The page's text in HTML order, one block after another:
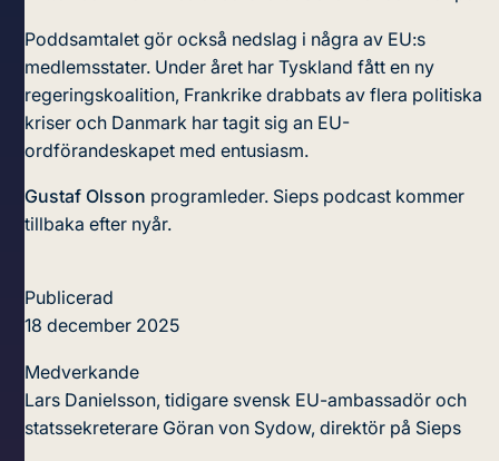
Poddsamtalet gör också nedslag i några av EU:s
medlemsstater. Under året har Tyskland fått en ny
regeringskoalition, Frankrike drabbats av flera politiska
kriser och Danmark har tagit sig an EU-
ordförandeskapet med entusiasm.
Gustaf Olsson programleder. Sieps podcast kommer
tillbaka efter nyår.
Publicerad
18 december 2025
Medverkande
Lars Danielsson, tidigare svensk EU-ambassadör och
statssekreterare Göran von Sydow, direktör på Sieps